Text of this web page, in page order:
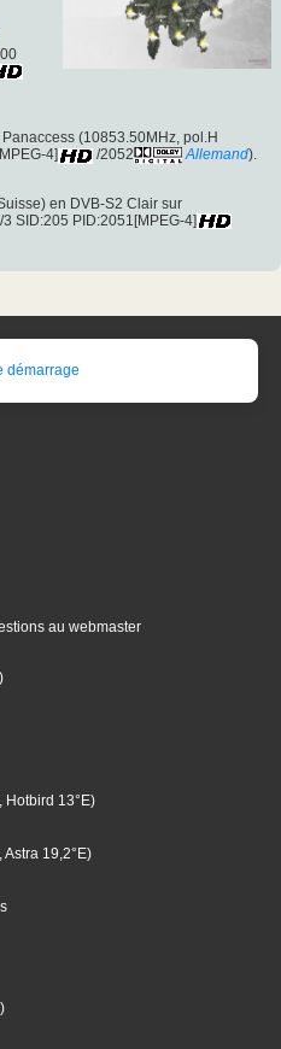
(10853.50MHz, pol.H
4]
/2052 Allemand).
en DVB-S2 Clair sur
SID:205 PID:2051[MPEG-4]
démarrage
au webmaster
Hotbird 13°E)
19,2°E)